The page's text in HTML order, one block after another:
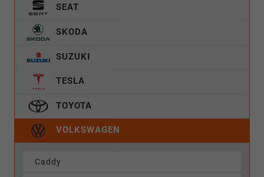
SEAT
SKODA
SUZUKI
TESLA
TOYOTA
VOLKSWAGEN
Caddy